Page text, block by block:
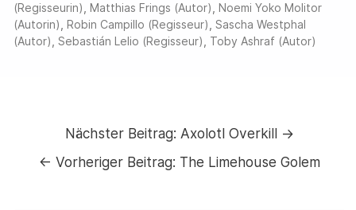
(Regisseurin) ,Matthias Frings (Autor) ,Noemi Yoko Molitor
(Autorin) ,Robin Campillo (Regisseur) ,Sascha Westphal
(Autor) ,Sebastián Lelio (Regisseur) Toby Ashraf (Autor)
Nächster Beitrag: Axolotl Overkill →
← Vorheriger Beitrag: The Limehouse Golem